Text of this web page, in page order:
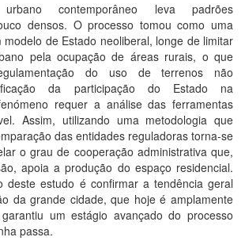
contemporâneo leva padrões
densos. O processo tomou como uma
de Estado neoliberal, longe de limitar
pela ocupação de áreas rurais, o que
do uso de terrenos não
da participação do Estado na
requer a análise das ferramentas
Assim, utilizando uma metodologia que
das entidades reguladoras torna-se
o grau de cooperação administrativa que,
apoia a produção do espaço residencial.
deste estudo é confirmar a tendência geral
da grande cidade, que hoje é amplamente
um estágio avançado do processo
passa.